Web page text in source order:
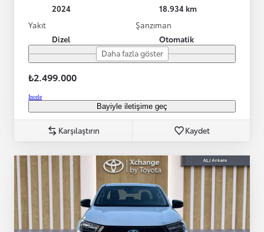
2024
18.934 km
Yakıt
Dizel
Şanzıman
Otomatik
Daha fazla göster
₺2.499.000
İncele
Bayiyle iletişime geç
Karşılaştırın Kaydet